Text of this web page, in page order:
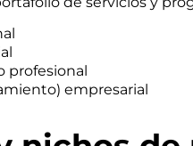
profesional
empresarial